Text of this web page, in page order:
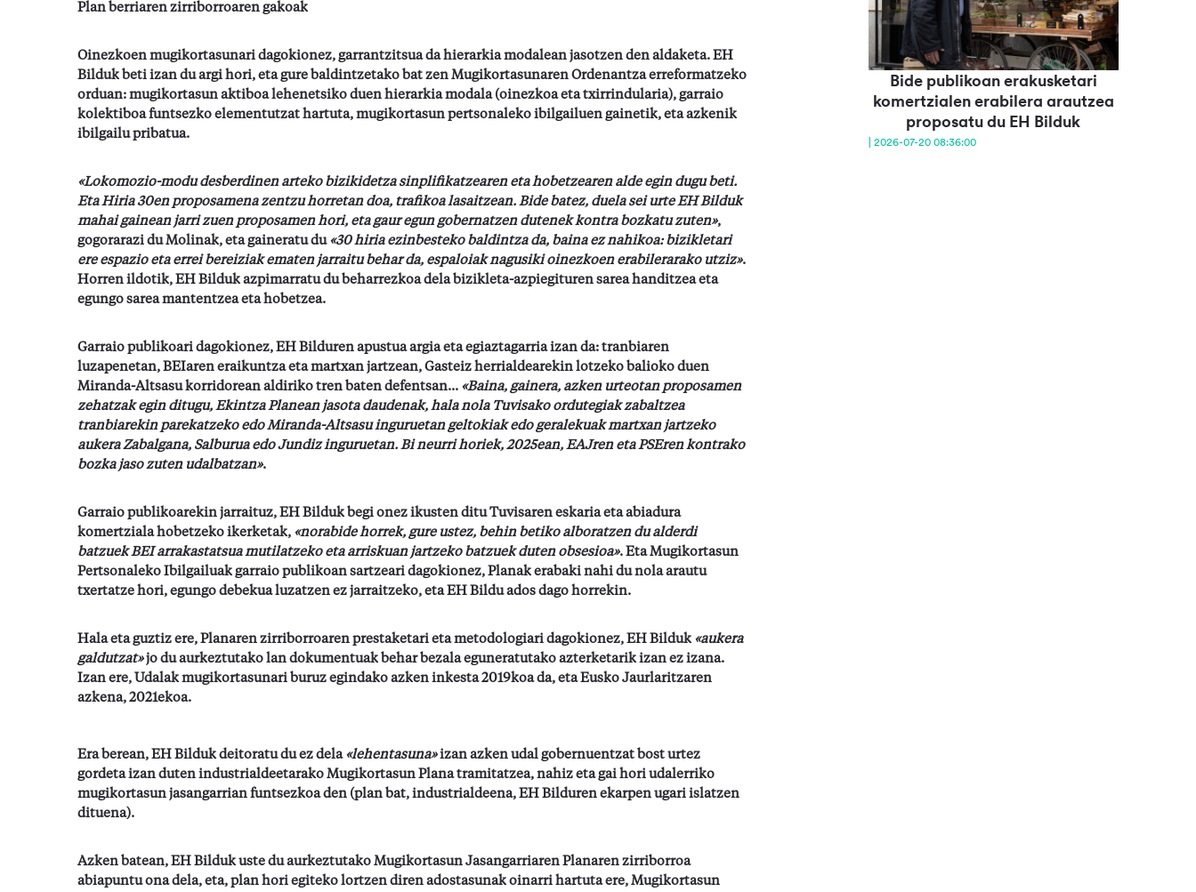
Plan berriaren zirriborroaren gakoak
Oinezkoen mugikortasunari dagokionez, garrantzitsua da hierarkia modalean jasotzen den aldaketa. EH
Bilduk beti izan du argi hori, eta gure baldintzetako bat zen Mugikortasunaren Ordenantza erreformatzeko
orduan: mugikortasun aktiboa lehenetsiko duen hierarkia modala (oinezkoa eta txirrindularia), garraio
kolektiboa funtsezko elementutzat hartuta, mugikortasun pertsonaleko ibilgailuen gainetik, eta azkenik
ibilgailu pribatua.
«Lokomozio-modu desberdinen arteko bizikidetza sinplifikatzearen eta hobetzearen alde egin dugu beti.
Eta Hiria 30en proposamena zentzu horretan doa, trafikoa lasaitzean. Bide batez, duela sei urte EH Bilduk
mahai gainean jarri zuen proposamen hori, eta gaur egun gobernatzen dutenek kontra bozkatu zuten»,
gogorarazi du Molinak, eta gaineratu du «30 hiria ezinbesteko baldintza da, baina ez nahikoa: bizikletari
ere espazio eta errei bereiziak ematen jarraitu behar da, espaloiak nagusiki oinezkoen erabilerarako utziz».
Horren ildotik, EH Bilduk azpimarratu du beharrezkoa dela bizikleta-azpiegituren sarea handitzea eta
egungo sarea mantentzea eta hobetzea.
Garraio publikoari dagokionez, EH Bilduren apustua argia eta egiaztagarria izan da: tranbiaren
luzapenetan, BEIaren eraikuntza eta martxan jartzean, Gasteiz herrialdearekin lotzeko balioko duen
Miranda-Altsasu korridorean aldiriko tren baten defentsan... «Baina, gainera, azken urteotan proposamen
zehatzak egin ditugu, Ekintza Planean jasota daudenak, hala nola Tuvisako ordutegiak zabaltzea
tranbiarekin parekatzeko edo Miranda-Altsasu inguruetan geltokiak edo geralekuak martxan jartzeko
aukera Zabalgana, Salburua edo Jundiz inguruetan. Bi neurri horiek, 2025ean, EAJren eta PSEren kontrako
bozka jaso zuten udalbatzan».
Garraio publikoarekin jarraituz, EH Bilduk begi onez ikusten ditu Tuvisaren eskaria eta abiadura
komertziala hobetzeko ikerketak, «norabide horrek, gure ustez, behin betiko alboratzen du alderdi
batzuek BEI arrakastatsua mutilatzeko eta arriskuan jartzeko batzuek duten obsesioa». Eta Mugikortasun
Pertsonaleko Ibilgailuak garraio publikoan sartzeari dagokionez, Planak erabaki nahi du nola arautu
txertatze hori, egungo debekua luzatzen ez jarraitzeko, eta EH Bildu ados dago horrekin.
Hala eta guztiz ere, Planaren zirriborroaren prestaketari eta metodologiari dagokionez, EH Bilduk «aukera
galdutzat»jo du aurkeztutako lan dokumentuak behar bezala eguneratutako azterketarik izan ez izana.
Izan ere, Udalak mugikortasunari buruz egindako azken inkesta 2019koa da, eta Eusko Jaurlaritzaren
azkena, 2021ekoa.
Era berean, EH Bilduk deitoratu du ez dela «lehentasuna»izan azken udal gobernuentzat bost urtez
gordeta izan duten industrialdeetarako Mugikortasun Plana tramitatzea, nahiz eta gai hori udalerriko
mugikortasun jasangarrian funtsezkoa den (plan bat, industrialdeena, EH Bilduren ekarpen ugari islatzen
dituena).
Azken batean, EH Bilduk uste du aurkeztutako Mugikortasun Jasangarriaren Planaren zirriborroa
abiapuntu ona dela, eta, plan hori egiteko lortzen diren adostasunak oinarri hartuta ere, Mugikortasun
Bide publikoan erakusketari
komertzialen erabilera arautzea
proposatu du EH Bilduk
| 2026-07-20 08:36:00